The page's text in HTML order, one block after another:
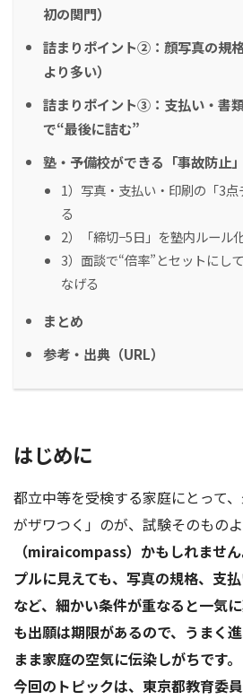
初の関門）
詰まりポイント②：顔写真の規
より多い）
詰まりポイント③：支払い・書
で“最後に詰む”
塾・予備校ができる「事故防止
1）写真・支払い・印刷の「3
る
2）「締切−5日」を塾内ルール
3）面談で“倍率”とセットにし
なげる
まとめ
参考・出典（URL）
はじめに
都立中等を受検する家庭にとって
がザワつく」のが、試験そのもの
（miraicompass）かもしれませ
プルに見えても、写真の規格、支
など、細かい条件が重なると一気
も出願は期限があるので、うまく
まま家庭の空気に伝染しがちです。
今回のトピックは、東京都教育委